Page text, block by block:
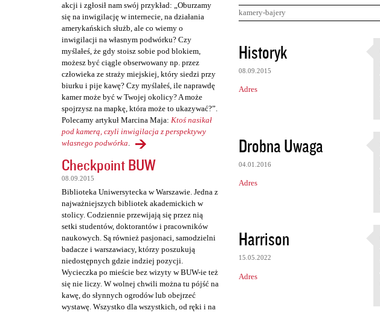
akcji i zgłosił nam swój przykład: „Oburzamy
się na inwigilację w internecie, na działania
amerykańskich służb, ale co wiemy o
inwigilacji na własnym podwórku? Czy
myślałeś, że gdy stoisz sobie pod blokiem,
możesz być ciągle obserwowany np. przez
człowieka ze straży miejskiej, który siedzi przy
biurku i pije kawę? Czy myślałeś, ile naprawdę
kamer może być w Twojej okolicy? A może
spojrzysz na mapkę, która może to ukazywać?”.
Polecamy artykuł Marcina Maja: Ktoś nasikał
pod kamerą, czyli inwigilacja z perspektywy
własnego podwórka.
Checkpoint BUW
08.09.2015
Biblioteka Uniwersytecka w Warszawie. Jedna z
najważniejszych bibliotek akademickich w
stolicy. Codziennie przewijają się przez nią
setki studentów, doktorantów i pracowników
naukowych. Są również pasjonaci, samodzielni
badacze i warszawiacy, którzy poszukują
niedostępnych gdzie indziej pozycji.
Wycieczka po mieście bez wizyty w BUW-ie też
się nie liczy. W wolnej chwili można tu pójść na
kawę, do słynnych ogrodów lub obejrzeć
wystawę. Wszystko dla wszystkich, od ręki i na
kamery-bajery
K
o
m
e
a
r
z
Historyk
08.09.2015
Adres
Drobna Uwaga
04.01.2016
Adres
Harrison
15.05.2022
Adres